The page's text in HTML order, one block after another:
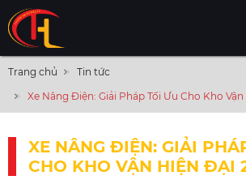
Trang chủ
Tin tức
Xe Nâng Điện: Giải Pháp Tối Ưu Cho Kho
XE NÂNG ĐIỆN: GIẢI
CHO KHO VẬN HIỆN ĐẠI